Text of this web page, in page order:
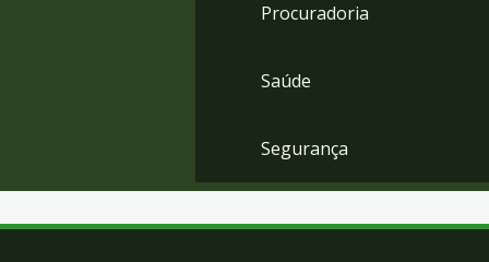
Procuradoria
Saúde
Segurança